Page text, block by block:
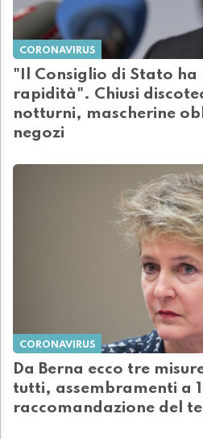
CORONAVIRUS
"Il Consiglio di Stato ha
rapidità". Chiusi
notturni, mascherine
negozi
CORONAVIRUS
Da Berna ecco tre
tutti, assembramenti a
raccomandazione del